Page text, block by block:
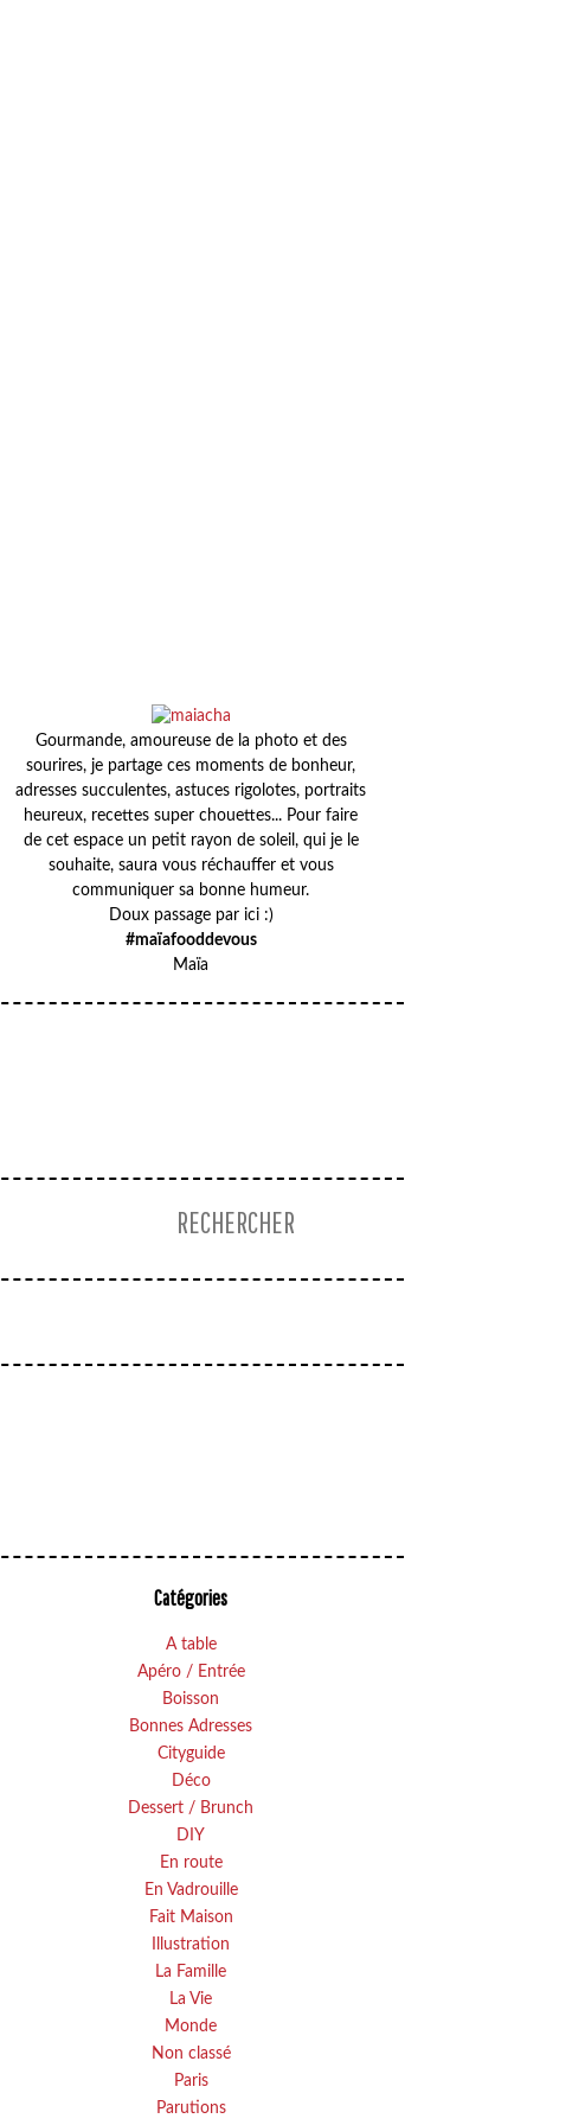
Gourmande, amoureuse de la photo et des
sourires, je partage ces moments de bonheur,
adresses succulentes, astuces rigolotes, portraits
heureux, recettes super chouettes... Pour faire
de cet espace un petit rayon de soleil, qui je le
souhaite, saura vous réchauffer et vous
communiquer sa bonne humeur.
Doux passage par ici :)
#maïafooddevous
Maïa
Catégories
A table
Apéro / Entrée
Boisson
Bonnes Adresses
Cityguide
Déco
Dessert / Brunch
DIY
En route
En Vadrouille
Fait Maison
Illustration
La Famille
La Vie
Monde
Non classé
Paris
Parutions